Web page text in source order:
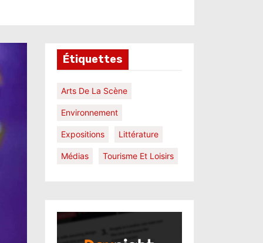
Étiquettes
Arts De La Scène
Environnement
Expositions Littérature
Médias Tourisme Et Loisirs